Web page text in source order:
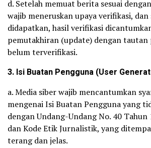
d. Setelah memuat berita sesuai
wajib meneruskan upaya verifikasi,
didapatkan, hasil verifikasi
pemutakhiran (update) dengan tautan
belum terverifikasi.
3. Isi Buatan Pengguna (User
a. Media siber wajib mencantumkan
mengenai Isi Buatan Pengguna yang
dengan Undang-Undang No. 40
dan Kode Etik Jurnalistik, yang
terang dan jelas.